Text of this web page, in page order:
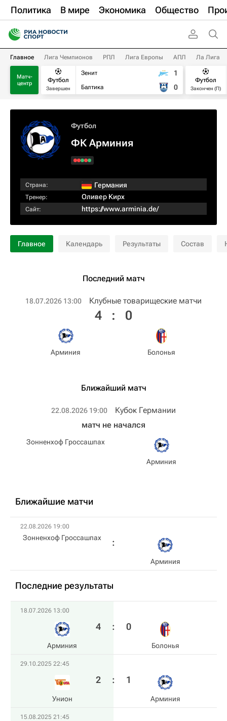
Политика В мире Экономика Общество
Главное Лига Чемпионов РПЛ Лига Европы АПЛ Ла Лига
Матч-
центр
Футбол
Завершен
Зенит
Балтика
1
0
Футбол
Закончен (П)
Футбол
ФК Арминия
Страна: Германия
Тренер: Оливер Кирх
Сайт: https://www.arminia.de/
Главное Календарь Результаты Состав
Последний матч
18.07.2026 13:00 Клубные товарищеские матчи
Арминия
4 : 0
Болонья
Ближайший матч
22.08.2026 19:00 Кубок Германии
Зонненхоф Гроссашпах
матч не начался
Арминия
Ближайшие матчи
22.08.2026 19:00
Зонненхоф Гроссашпах
Арминия
Последние результаты
18.07.2026 13:00
Арминия
4 : 0
Болонья
29.10.2025 22:45
Унион
2 : 1
Арминия
15.08.2025 21:45